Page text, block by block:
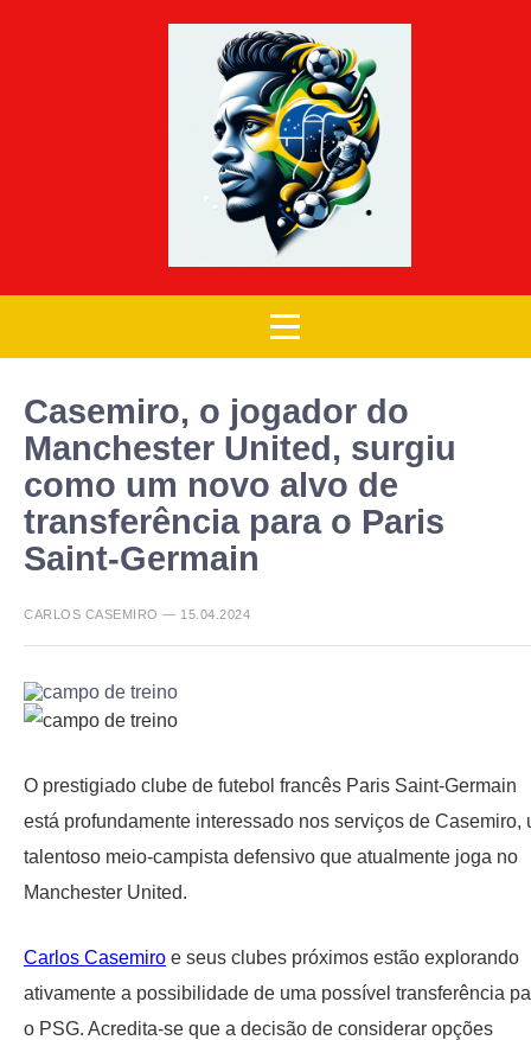
Casemiro, o jogador do
Manchester United, surgiu
como um novo alvo de
transferência para o Paris
Saint-Germain
CARLOS CASEMIRO — 15.04.2024
O prestigiado clube de futebol francês Paris Saint-Germain
está profundamente interessado nos serviços de Casemiro,
talentoso meio-campista defensivo que atualmente joga no
Manchester United.
Carlos Casemiro e seus clubes próximos estão explorando
ativamente a possibilidade de uma possível transferência
o PSG. Acredita-se que a decisão de considerar opções